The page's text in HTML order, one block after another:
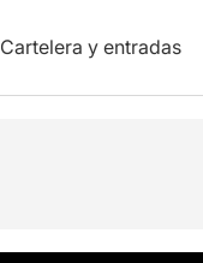
Cartelera y entradas